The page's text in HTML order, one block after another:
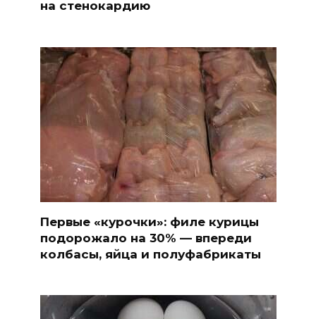
на стенокардию
Первые «курочки»: филе курицы
подорожало на 30% — впереди
колбасы, яйца и полуфабрикаты